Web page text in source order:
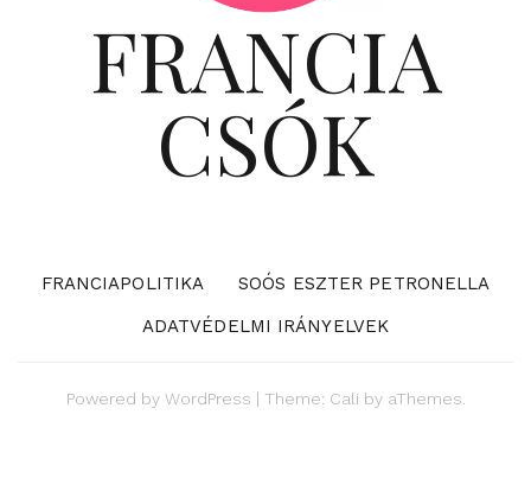
FRANCIA
CSÓK
FRANCIAPOLITIKA
SOÓS ESZTER PETRONELLA
ADATVÉDELMI IRÁNYELVEK
Powered by WordPress | Theme: Cali by aThemes.